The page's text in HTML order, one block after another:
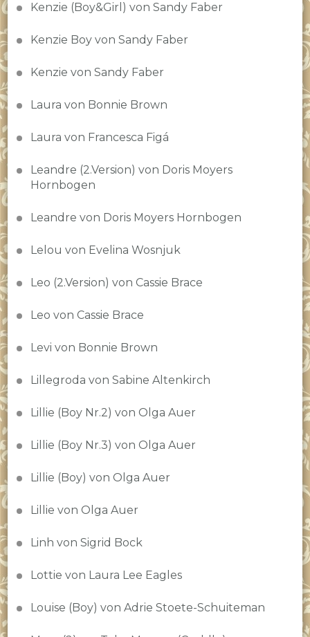
Kenzie (Boy&Girl) von Sandy Faber
Kenzie Boy von Sandy Faber
Kenzie von Sandy Faber
Laura von Bonnie Brown
Laura von Francesca Figá
Leandre (2.Version) von Doris Moyers
Hornbogen
Leandre von Doris Moyers Hornbogen
Lelou von Evelina Wosnjuk
Leo (2.Version) von Cassie Brace
Leo von Cassie Brace
Levi von Bonnie Brown
Lillegroda von Sabine Altenkirch
Lillie (Boy Nr.2) von Olga Auer
Lillie (Boy Nr.3) von Olga Auer
Lillie (Boy) von Olga Auer
Lillie von Olga Auer
Linh von Sigrid Bock
Lottie von Laura Lee Eagles
Louise (Boy) von Adrie Stoete-Schuiteman